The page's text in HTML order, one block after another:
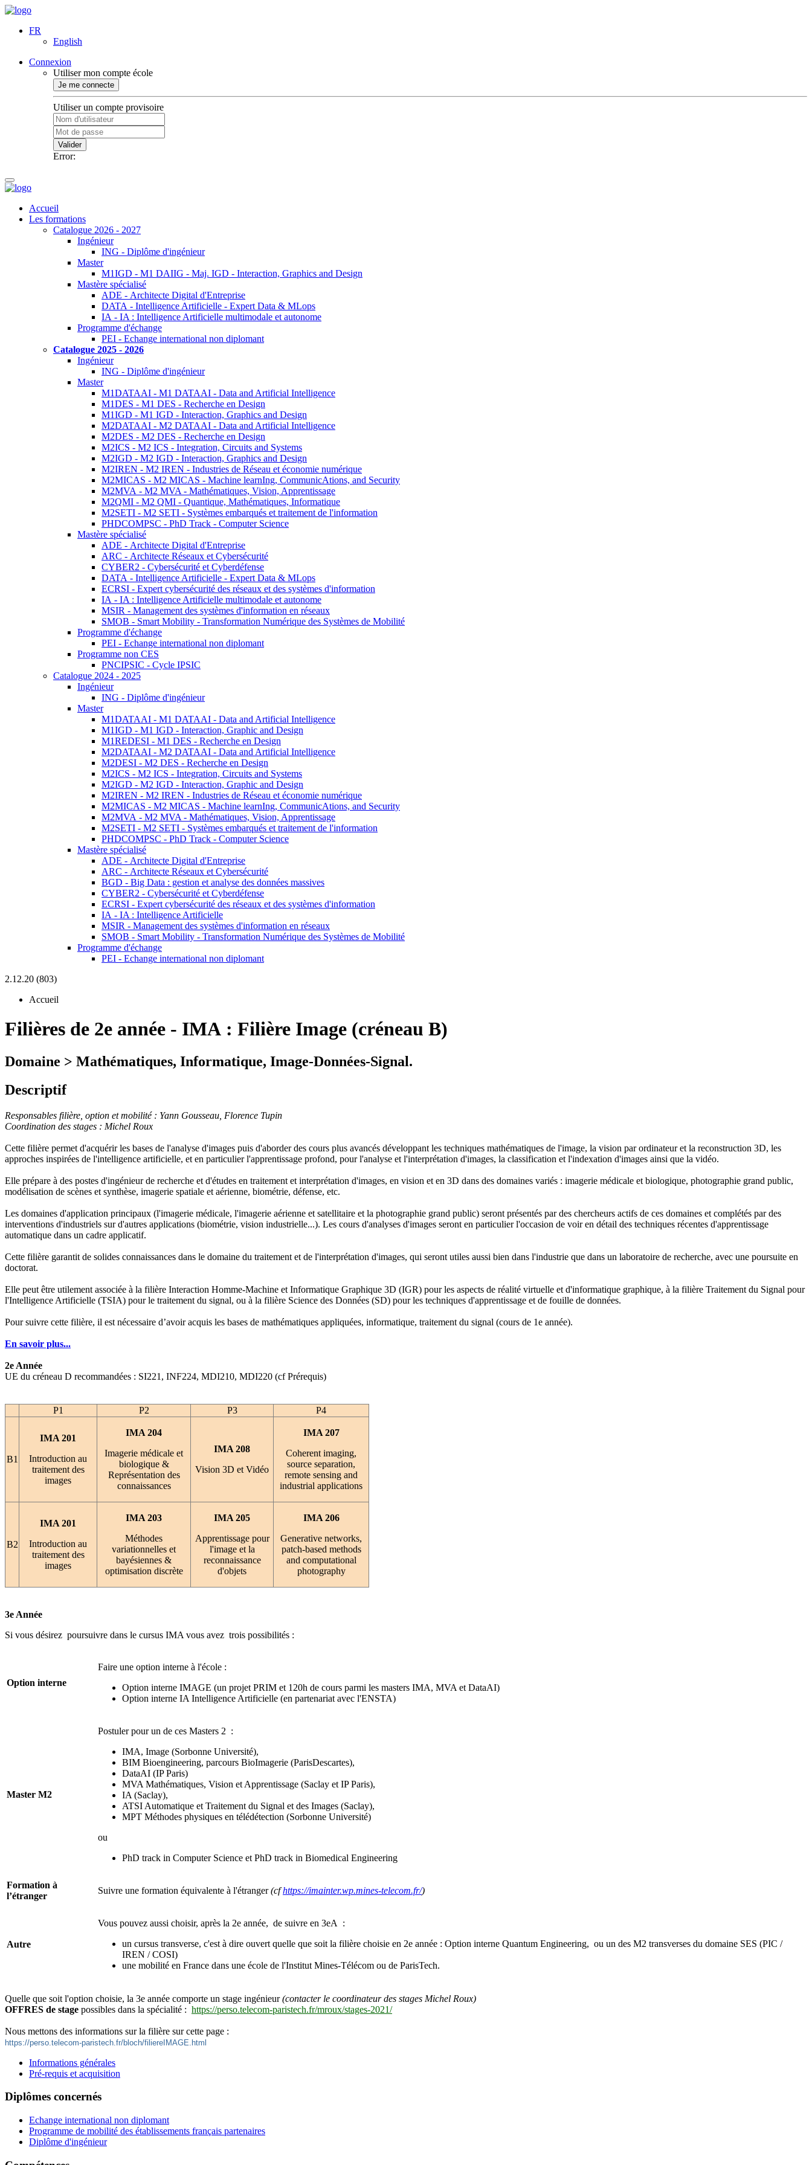
FR
English
Connexion
Utiliser mon compte école
Je me connecte
Utiliser un compte provisoire
Valider
Error:
Accueil
Les formations
Catalogue 2026 - 2027
Ingénieur
ING - Diplôme d'ingénieur
Master
M1IGD - M1 DAIIG - Maj. IGD - Interaction, Graphics and Design
Mastère spécialisé
ADE - Architecte Digital d'Entreprise
DATA - Intelligence Artificielle - Expert Data & MLops
IA - IA : Intelligence Artificielle multimodale et autonome
Programme d'échange
PEI - Echange international non diplomant
Catalogue 2025 - 2026
Ingénieur
ING - Diplôme d'ingénieur
Master
M1DATAAI - M1 DATAAI - Data and Artificial Intelligence
M1DES - M1 DES - Recherche en Design
M1IGD - M1 IGD - Interaction, Graphics and Design
M2DATAAI - M2 DATAAI - Data and Artificial Intelligence
M2DES - M2 DES - Recherche en Design
M2ICS - M2 ICS - Integration, Circuits and Systems
M2IGD - M2 IGD - Interaction, Graphics and Design
M2IREN - M2 IREN - Industries de Réseau et économie numérique
M2MICAS - M2 MICAS - Machine learnIng, CommunicAtions, and Security
M2MVA - M2 MVA - Mathématiques, Vision, Apprentissage
M2QMI - M2 QMI - Quantique, Mathématiques, Informatique
M2SETI - M2 SETI - Systèmes embarqués et traitement de l'information
PHDCOMPSC - PhD Track - Computer Science
Mastère spécialisé
ADE - Architecte Digital d'Entreprise
ARC - Architecte Réseaux et Cybersécurité
CYBER2 - Cybersécurité et Cyberdéfense
DATA - Intelligence Artificielle - Expert Data & MLops
ECRSI - Expert cybersécurité des réseaux et des systèmes d'information
IA - IA : Intelligence Artificielle multimodale et autonome
MSIR - Management des systèmes d'information en réseaux
SMOB - Smart Mobility - Transformation Numérique des Systèmes de Mobilité
Programme d'échange
PEI - Echange international non diplomant
Programme non CES
PNCIPSIC - Cycle IPSIC
Catalogue 2024 - 2025
Ingénieur
ING - Diplôme d'ingénieur
Master
M1DATAAI - M1 DATAAI - Data and Artificial Intelligence
M1IGD - M1 IGD - Interaction, Graphic and Design
M1REDESI - M1 DES - Recherche en Design
M2DATAAI - M2 DATAAI - Data and Artificial Intelligence
M2DESI - M2 DES - Recherche en Design
M2ICS - M2 ICS - Integration, Circuits and Systems
M2IGD - M2 IGD - Interaction, Graphic and Design
M2IREN - M2 IREN - Industries de Réseau et économie numérique
M2MICAS - M2 MICAS - Machine learnIng, CommunicAtions, and Security
M2MVA - M2 MVA - Mathématiques, Vision, Apprentissage
M2SETI - M2 SETI - Systèmes embarqués et traitement de l'information
PHDCOMPSC - PhD Track - Computer Science
Mastère spécialisé
ADE - Architecte Digital d'Entreprise
ARC - Architecte Réseaux et Cybersécurité
BGD - Big Data : gestion et analyse des données massives
CYBER2 - Cybersécurité et Cyberdéfense
ECRSI - Expert cybersécurité des réseaux et des systèmes d'information
IA - IA : Intelligence Artificielle
MSIR - Management des systèmes d'information en réseaux
SMOB - Smart Mobility - Transformation Numérique des Systèmes de Mobilité
Programme d'échange
PEI - Echange international non diplomant
2.12.20 (803)
Accueil
Filières de 2e année - IMA : Filière Image (créneau B)
Domaine > Mathématiques, Informatique, Image-Données-Signal.
Descriptif
Responsables filière, option et mobilité : Yann Gousseau, Florence Tupin
Coordination des stages : Michel Roux
Cette filière permet d'acquérir les bases de l'analyse d'images puis d'aborder des cours plus avancés développant les techniques mathématiques de l'image, la vision par ordinateur et la reconstruction 3D, les
approches inspirées de l'intelligence artificielle, et en particulier l'apprentissage profond, pour l'analyse et l'interprétation d'images, la classification et l'indexation d'images ainsi que la vidéo.
Elle prépare à des postes d'ingénieur de recherche et d'études en traitement et interprétation d'images, en vision et en 3D dans des domaines variés : imagerie médicale et biologique, photographie grand public,
modélisation de scènes et synthèse, imagerie spatiale et aérienne, biométrie, défense, etc.
Les domaines d'application principaux (l'imagerie médicale, l'imagerie aérienne et satellitaire et la photographie grand public) seront présentés par des chercheurs actifs de ces domaines et complétés par des
interventions d'industriels sur d'autres applications (biométrie, vision industrielle...). Les cours d'analyses d'images seront en particulier l'occasion de voir en détail des techniques récentes d'apprentissage
automatique dans un cadre applicatif.
Cette filière garantit de solides connaissances dans le domaine du traitement et de l'interprétation d'images, qui seront utiles aussi bien dans l'industrie que dans un laboratoire de recherche, avec une poursuite en
doctorat.
Elle peut être utilement associée à la filière Interaction Homme-Machine et Informatique Graphique 3D (IGR) pour les aspects de réalité virtuelle et d'informatique graphique, à la filière Traitement du Signal pour
l'Intelligence Artificielle (TSIA) pour le traitement du signal, ou à la filière Science des Données (SD) pour les techniques d'apprentissage et de fouille de données.
Pour suivre cette filière, il est nécessaire d’avoir acquis les bases de mathématiques appliquées, informatique, traitement du signal (cours de 1e année).
En savoir plus...
2e Année
UE du créneau D recommandées : SI221, INF224, MDI210, MDI220 (cf Prérequis)
P1 P2 P3 P4
B1
IMA 201
Introduction au
traitement des
images
IMA 204
Imagerie médicale et
biologique &
Représentation des
connaissances
IMA 208
Vision 3D et Vidéo
IMA 207
Coherent imaging,
source separation,
remote sensing and
industrial applications
B2
IMA 201
Introduction au
traitement des
images
IMA 203
Méthodes
variationnelles et
bayésiennes &
optimisation discrète
IMA 205
Apprentissage pour
l'image et la
reconnaissance
d'objets
IMA 206
Generative networks,
patch-based methods
and computational
photography
3e Année
Si vous désirez poursuivre dans le cursus IMA vous avez trois possibilités :
Option interne
Faire une option interne à l'école :
Option interne IMAGE (un projet PRIM et 120h de cours parmi les masters IMA, MVA et DataAI)
Option interne IA Intelligence Artificielle (en partenariat avec l'ENSTA)
Master M2
Postuler pour un de ces Masters 2 :
IMA, Image (Sorbonne Université),
BIM Bioengineering, parcours BioImagerie (ParisDescartes),
DataAI (IP Paris)
MVA Mathématiques, Vision et Apprentissage (Saclay et IP Paris),
IA (Saclay),
ATSI Automatique et Traitement du Signal et des Images (Saclay),
MPT Méthodes physiques en télédétection (Sorbonne Université)
ou
PhD track in Computer Science et PhD track in Biomedical Engineering
Formation à
l’étranger
Suivre une formation équivalente à l'étranger(cfhttps://imainter.wp.mines-telecom.fr/)
Autre
Vous pouvez aussi choisir, après la 2e année, de suivre en 3eA :
un cursus transverse, c'est à dire ouvert quelle que soit la filière choisie en 2e année : Option interne Quantum Engineering, ou un des M2 transverses du domaine SES (PIC /
IREN / COSI)
une mobilité en France dans une école de l'Institut Mines-Télécom ou de ParisTech.
Quelle que soit l'option choisie, la 3e année comporte un stage ingénieur(contacter le coordinateur des stages Michel Roux)
OFFRES de stage possibles dans la spécialité : https://perso.telecom-paristech.fr/mroux/stages-2021/
Nous mettons des informations sur la filière sur cette page :
https://perso.telecom-paristech.fr/bloch/filiereIMAGE.html
Informations générales
Pré-requis et acquisition
Diplômes concernés
Echange international non diplomant
Programme de mobilité des établissements français partenaires
Diplôme d'ingénieur